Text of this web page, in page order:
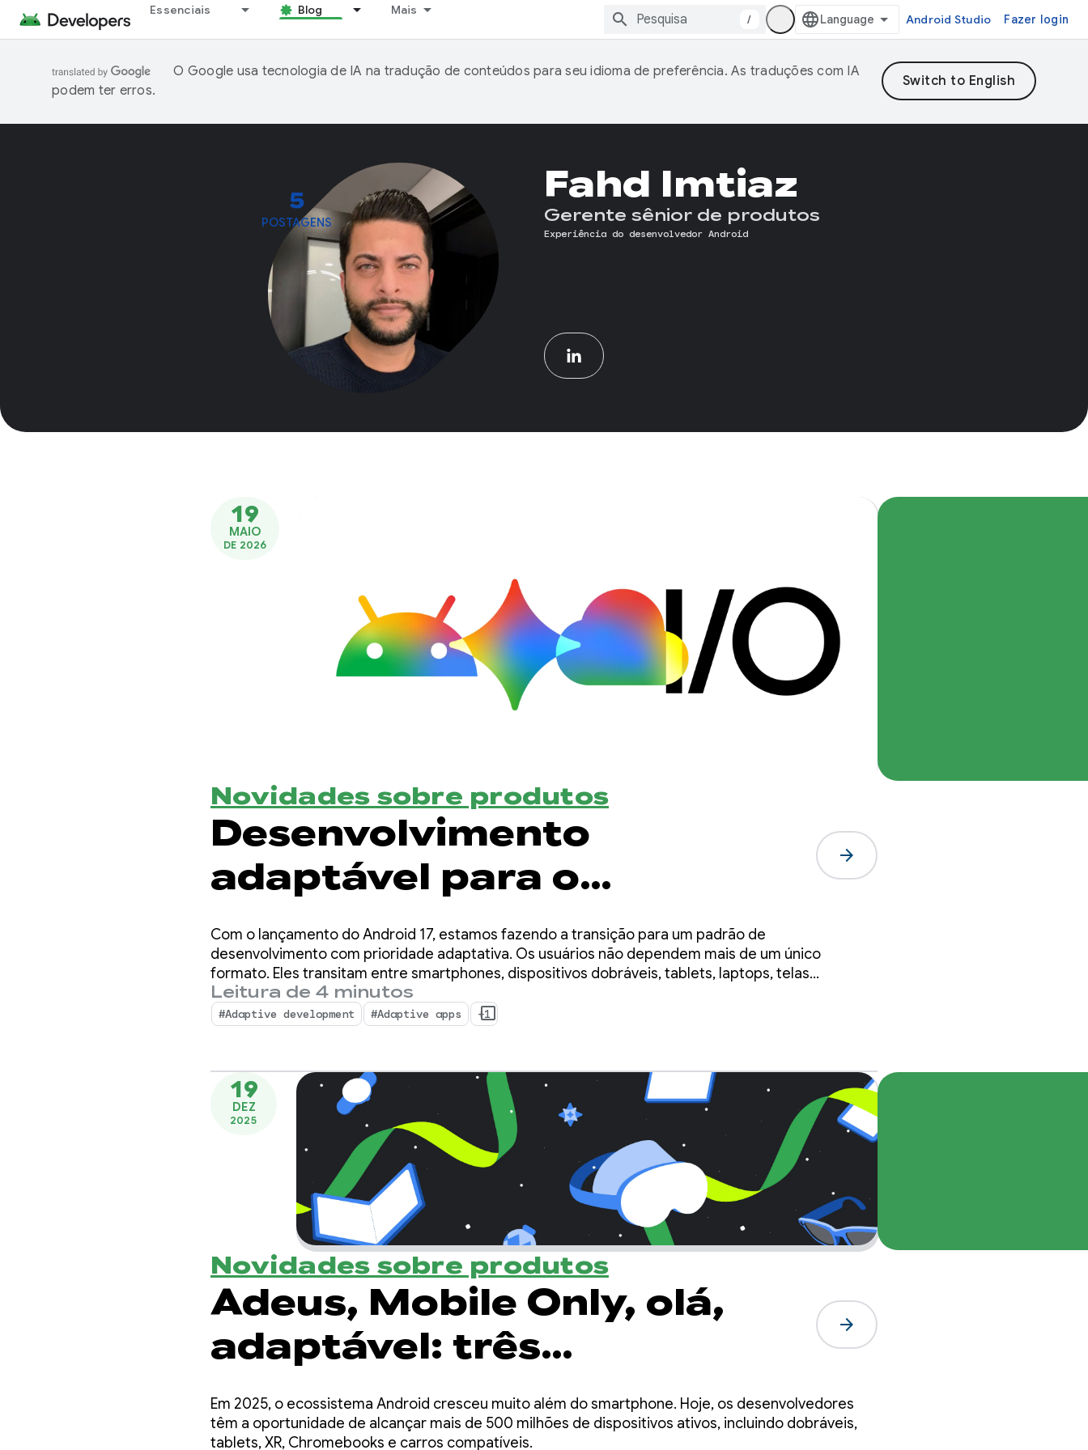
Essenciais Blog Mais
/ Android Studio Fazer login
O Google usa tecnologia de IA na tradução de conteúdos para seu idioma de preferência. As traduções com IA
podem ter erros.
5
POSTAGENS
Fahd Imtiaz
Gerente sênior de produtos
Experiência do desenvolvedor Android
19
MAIO
DE 2026
Novidades sobre produtos
Desenvolvimento
adaptável para o
ecossistema em expansão
do Android
arrow_forward
Com o lançamento do Android 17, estamos fazendo a transição para um padrão de
desenvolvimento com prioridade adaptativa. Os usuários não dependem mais de um único
formato. Eles transitam entre smartphones, dispositivos dobráveis, tablets, laptops, telas
automotivas e ambientes imersivos de XR ao longo do dia.
Leitura de 4 minutos
#Adaptive development #Adaptive apps +1
19
DEZ
2025
Novidades sobre produtos
Adeus, Mobile Only, olá,
adaptável: três
atualizações essenciais de
2025 para criar apps
arrow_forward
Em 2025, o ecossistema Android cresceu muito além do smartphone. Hoje, os desenvolvedores
têm a oportunidade de alcançar mais de 500 milhões de dispositivos ativos, incluindo dobráveis,
tablets, XR, Chromebooks e carros compatíveis.